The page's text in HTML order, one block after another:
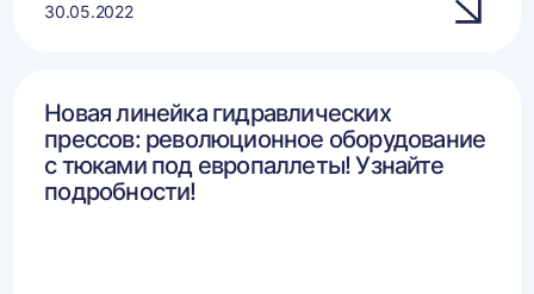
30.05.2022
Новая линейка гидравлических
прессов: революционное оборудование
с тюками под европаллеты! Узнайте
подробности!